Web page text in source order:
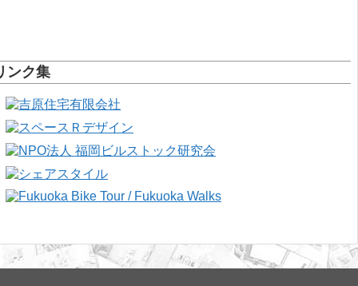
ンク集